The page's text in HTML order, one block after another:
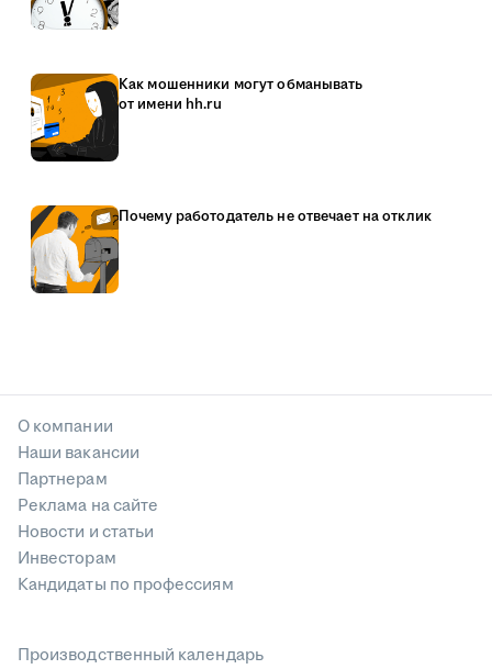
Как мошенники могут обманывать
от имени hh.ru
Почему работодатель не отвечает на отклик
О компании
Наши вакансии
Партнерам
Реклама на сайте
Новости и статьи
Инвесторам
Кандидаты по профессиям
Производственный календарь